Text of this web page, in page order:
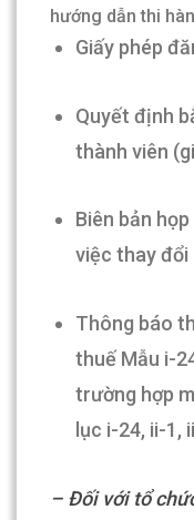
hướng dẫn thi
Giấy phép
Quyết định
thành viên
Biên bản
việc thay đổi
Thông báo
thuế Mẫu i-
trường hợp
lục i-24, ii-1,
– Đối với tổ